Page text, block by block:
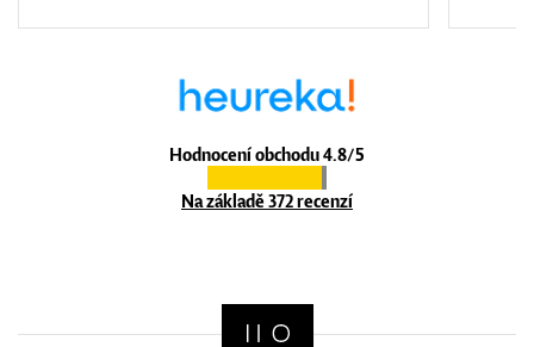
Hodnocení obchodu 4.8/5
Na základě 372 recenzí